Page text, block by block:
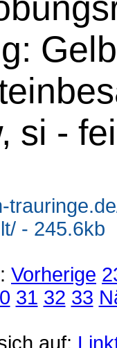
si -
- 245.6kb
Vorherige
31 32 33
auf: